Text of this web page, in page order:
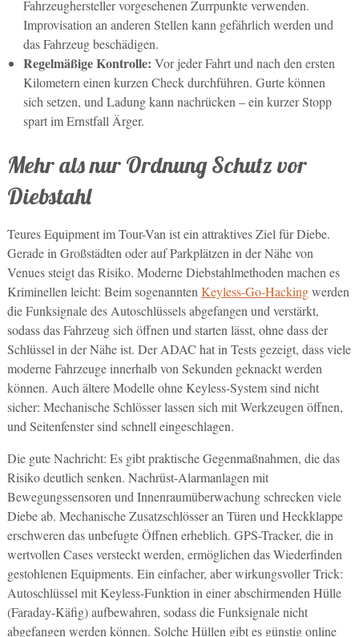
Fahrzeughersteller vorgesehenen Zurrpunkte verwenden.
Improvisation an anderen Stellen kann gefährlich werden und
das Fahrzeug beschädigen.
Regelmäßige Kontrolle: Vor jeder Fahrt und nach den ersten
Kilometern einen kurzen Check durchführen. Gurte können
sich setzen, und Ladung kann nachrücken – ein kurzer Stopp
spart im Ernstfall Ärger.
Mehr als nur Ordnung Schutz vor
Diebstahl
Teures Equipment im Tour-Van ist ein attraktives Ziel für Diebe.
Gerade in Großstädten oder auf Parkplätzen in der Nähe von
Venues steigt das Risiko. Moderne Diebstahlmethoden machen es
Kriminellen leicht: Beim sogenanntenKeyless-Go-Hackingwerden
die Funksignale des Autoschlüssels abgefangen und verstärkt,
sodass das Fahrzeug sich öffnen und starten lässt, ohne dass der
Schlüssel in der Nähe ist. Der ADAC hat in Tests gezeigt, dass viele
moderne Fahrzeuge innerhalb von Sekunden geknackt werden
können. Auch ältere Modelle ohne Keyless-System sind nicht
sicher: Mechanische Schlösser lassen sich mit Werkzeugen öffnen,
und Seitenfenster sind schnell eingeschlagen.
Die gute Nachricht: Es gibt praktische Gegenmaßnahmen, die das
Risiko deutlich senken. Nachrüst-Alarmanlagen mit
Bewegungssensoren und Innenraumüberwachung schrecken viele
Diebe ab. Mechanische Zusatzschlösser an Türen und Heckklappe
erschweren das unbefugte Öffnen erheblich. GPS-Tracker, die in
wertvollen Cases versteckt werden, ermöglichen das Wiederfinden
gestohlenen Equipments. Ein einfacher, aber wirkungsvoller Trick:
Autoschlüssel mit Keyless-Funktion in einer abschirmenden Hülle
(Faraday-Käfig) aufbewahren, sodass die Funksignale nicht
abgefangen werden können. Solche Hüllen gibt es günstig online